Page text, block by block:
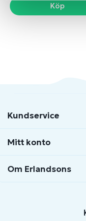
Köp
Kundservice
Mitt konto
Om Erlandsons